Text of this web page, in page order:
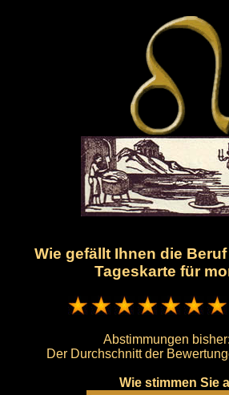
Wie gefällt Ihnen die
Tageskarte für
Abstimmungen bisher:
Der Durchschnitt der
Wie stimmen Sie